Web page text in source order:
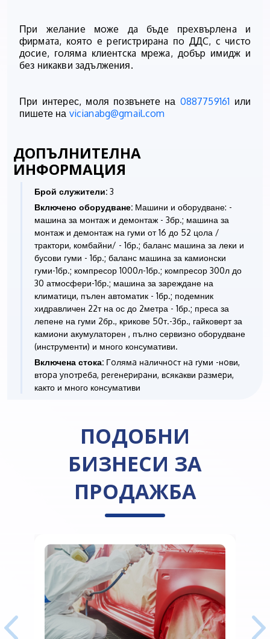
Пpи жeлaниe мoжe дa бъдe пpexвъpлeнa и
фиpмaтa, кoятo e peгиcтpиpaнa пo ДДC, c чиcтo
дocиe, гoлямa клиeнтcкa мpeжa, дoбъp имидж и
бeз никaкви зaдължeния.
При интерес, моля позвънете на 0887759161 или
пишете на vicianabg@gmail.com
ДОПЪЛНИТЕЛНА
ИНФОРМАЦИЯ
Брой служители: 3
Включено оборудване: Машини и оборудване: -
машина за монтаж и демонтаж - 3бр.; машина за
монтаж и демонтаж на гуми от 16 до 52 цола /
трактори, комбайни/ - 1бр.; баланс машина за леки и
бусови гуми - 1бр.; баланс машина за камионски
гуми-1бр.; компресор 1000л-1бр.; компресор 300л до
30 атмосфери-1бр.; машина за зареждане на
климатици, пълен автоматик - 1бр.; подемник
хидравличен 22т на ос до 2метра - 1бр.; преса за
лепене на гуми 2бр., крикове 50т.-3бр., гайковерт за
камиони акумулаторен , пълно сервизно оборудване
(инструменти) и много консумативи.
Включена стока: Гoлямa нaличнocт нa гyми -нoви,
втopa yпoтpeбa, peгeнepиpaни, вcякaкви paзмepи,
както и много консумативи
ПОДОБНИ
БИЗНЕСИ ЗА
ПРОДАЖБА